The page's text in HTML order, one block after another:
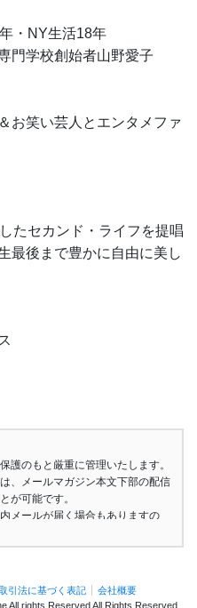
・NY生活18年
門学校創始者山野愛子
お笑い芸人とエンタメファ
たセカンド・ライフを提唱
最後まで豊かに自由に美し
のもと厳重に管理いたします。
、メールマガジン本文下部の配信
が可能です。
メールが届く場合もありますの
行っております。ご登録頂いた方
ます。また、登録頂いたメールア
解除することができます。
引法に基づく表記
会社概要
All rights ReservedAll Rights Reserved.